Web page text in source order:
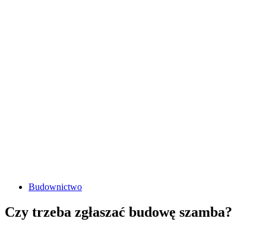
Budownictwo
Czy trzeba zgłaszać budowę szamba?